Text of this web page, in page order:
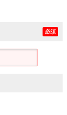
必須